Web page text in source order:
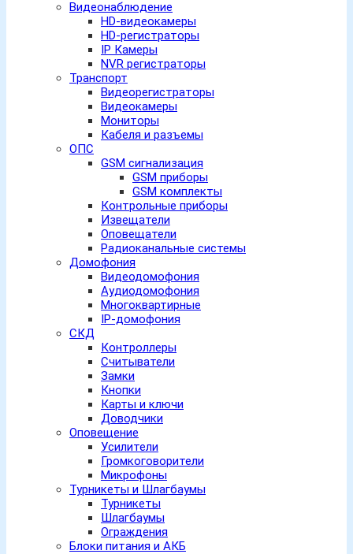
Видеонаблюдение
HD-видеокамеры
HD-регистраторы
IP Камеры
NVR регистраторы
Транспорт
Видеорегистраторы
Видеокамеры
Мониторы
Кабеля и разъемы
ОПС
GSM сигнализация
GSM приборы
GSM комплекты
Контрольные приборы
Извещатели
Оповещатели
Радиоканальные системы
Домофония
Видеодомофония
Аудиодомофония
Многоквартирные
IP-домофония
СКД
Контроллеры
Считыватели
Замки
Кнопки
Карты и ключи
Доводчики
Оповещение
Усилители
Громкоговорители
Микрофоны
Турникеты и Шлагбаумы
Турникеты
Шлагбаумы
Ограждения
Блоки питания и АКБ